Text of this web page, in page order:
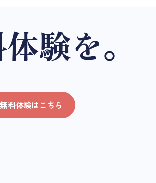
験を。
無料体験はこちら